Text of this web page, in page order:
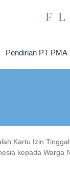
F L
Pendirian PT PMA
Kartu Izin
kepada Warga